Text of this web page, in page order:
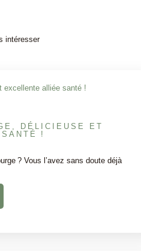
intéresser
DÉLICIEUSE ET
!
? Vous l’avez sans doute déjà